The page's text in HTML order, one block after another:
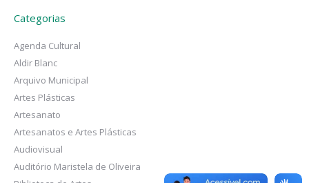
Categorias
Agenda Cultural
Aldir Blanc
Arquivo Municipal
Artes Plásticas
Artesanato
Artesanatos e Artes Plásticas
Audiovisual
Auditório Maristela de Oliveira